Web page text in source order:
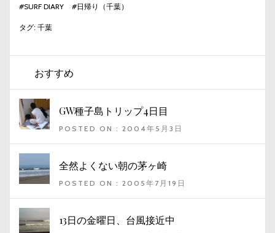
#SURF DIARY #日帰り（千葉）
タグ: 千葉
おすすめ
GW種子島トリップ4日目
POSTED ON : 2004年5月3日
全然よくない朝の茅ヶ崎
POSTED ON : 2005年7月19日
13日の金曜日、台風接近中